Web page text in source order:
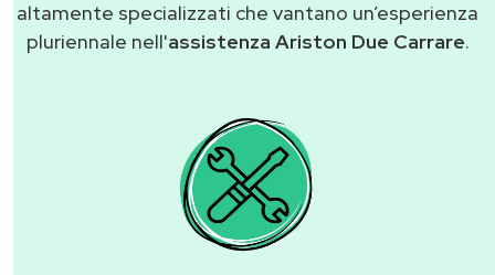
altamente specializzati che vantano un’esperienza
pluriennale nell'assistenza Ariston Due Carrare.